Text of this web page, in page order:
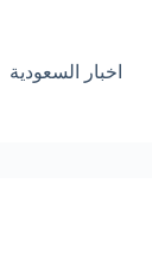
اخبار السعودية